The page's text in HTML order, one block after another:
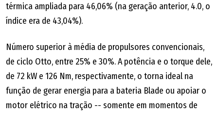
térmica ampliada para 46,06% (na geração anterior, 4.0, o
índice era de 43,04%).
Número superior à média de propulsores convencionais,
de ciclo Otto, entre 25% e 30%. A potência e o torque dele,
de 72 kW e 126 Nm, respectivamente, o torna ideal na
função de gerar energia para a bateria Blade ou apoiar o
motor elétrico na tração -- somente em momentos de